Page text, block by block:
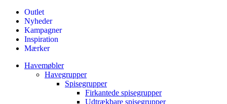
Outlet
Nyheder
Kampagner
Inspiration
Mærker
Havemøbler
Havegrupper
Spisegrupper
Firkantede spisegrupper
Udtrækbare spisegrupper